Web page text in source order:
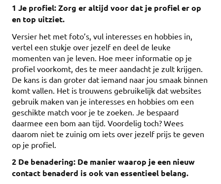
1 Je profiel: Zorg er altijd voor dat je profiel er op
en top uitziet.
Versier het met foto’s, vul interesses en hobbies in,
vertel een stukje over jezelf en deel de leuke
momenten van je leven. Hoe meer informatie op je
profiel voorkomt, des te meer aandacht je zult krijgen.
De kans is dan groter dat iemand naar jou smaak binnen
komt vallen. Het is trouwens gebruikelijk dat websites
gebruik maken van je interesses en hobbies om een
geschikte match voor je te zoeken. Je bespaard
daarmee een bom aan tijd. Voordelig toch? Wees
daarom niet te zuinig om iets over jezelf prijs te geven
op je profiel.
2 De benadering: De manier waarop je een nieuw
contact benaderd is ook van essentieel belang.